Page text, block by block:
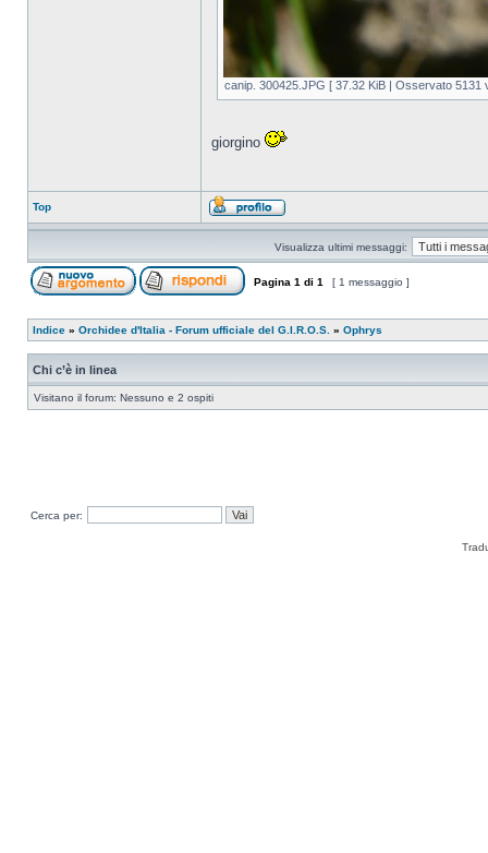
canip. 300425.JPG [ 37.32 KiB | Osservato 5131
giorgino
Top
Visualizza ultimi messaggi:
Pagina 1 di 1 [ 1 messaggio ]
Indice » Orchidee d'Italia - Forum ufficiale del G.I.R.O.S. » Ophrys
Chi c’è in linea
Visitano il forum: Nessuno e 2 ospiti
Cerca per: